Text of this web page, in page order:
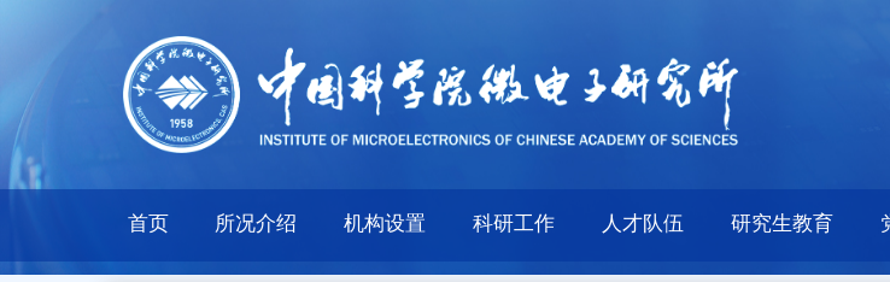
首页 所况介绍 机构设置 科研工作 人才队伍 研究生教育